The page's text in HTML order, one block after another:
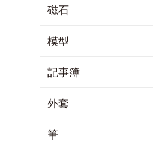
磁石
模型
記事簿
外套
筆